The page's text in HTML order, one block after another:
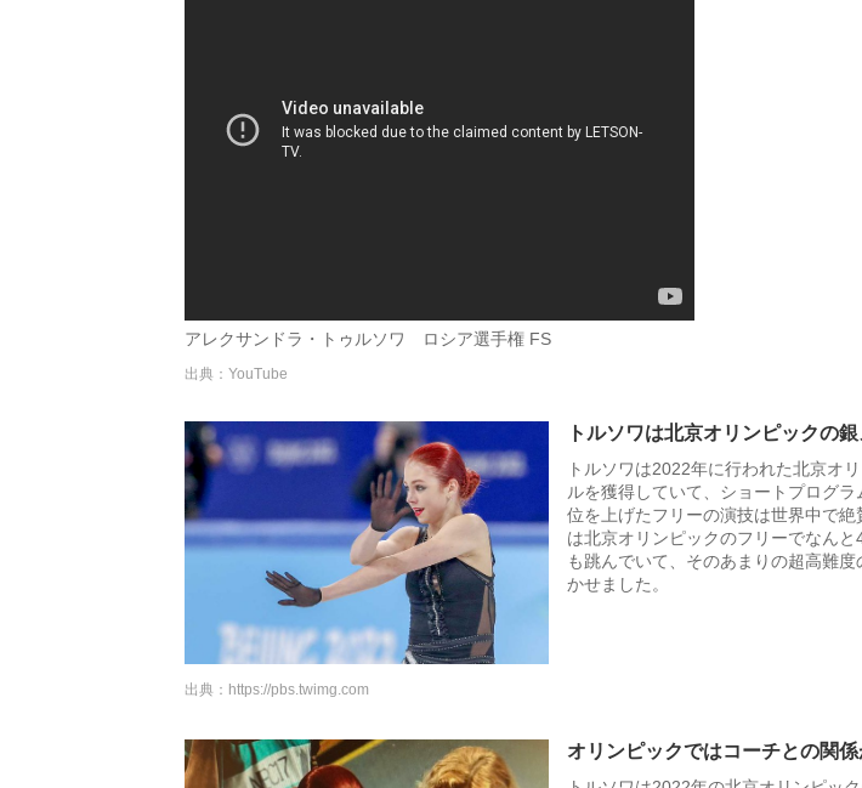
アレクサンドラ・トゥルソワ ロシア選手権 FS
出典：YouTube
トルソワは北京オリンピックの
トルソワは2022年に行われた北京オ
ルを獲得していて、ショートプログ
位を上げたフリーの演技は世界中で
は北京オリンピックのフリーでなんと
も跳んでいて、そのあまりの超高難
かせました。
出典： https://pbs.twimg.com
オリンピックではコーチとの関